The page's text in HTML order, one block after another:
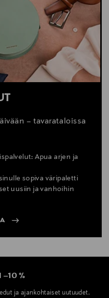
– tavarataloissa
Apua arjen ja
sopiva väripaletti
uusiin ja vanhoihin
–10 %
ja ajankohtaiset uutuudet.